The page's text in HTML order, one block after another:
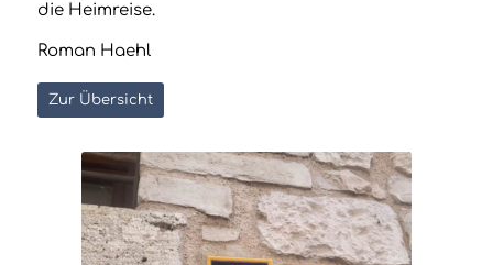
die Heimreise.
Roman Haehl
Zur Übersicht